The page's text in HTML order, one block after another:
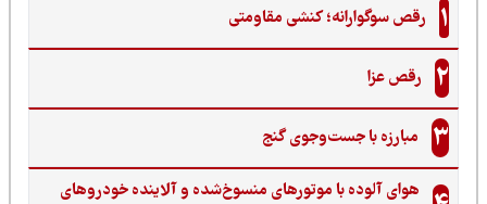
رقص سوگوارانه؛ کنشی مقاومتی
رقص عزا
مبارزه با جست‌وجوی گنج‌
هوای آلوده با موتورهای منسوخ‌شده و آلاینده خودروهای